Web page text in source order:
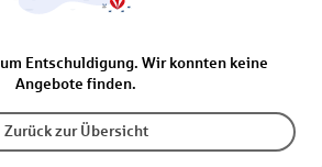
Entschuldigung. Wir konnten keine
Angebote finden.
Zurück zur Übersicht